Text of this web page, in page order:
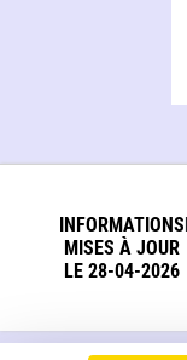
INFORMATIONS
MISES À JOUR
LE 28-04-2026